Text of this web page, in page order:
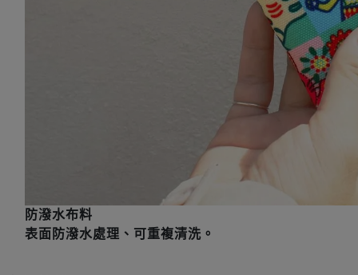
防潑水布料
表面防潑水處理、可重複清洗。